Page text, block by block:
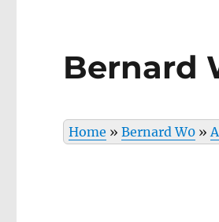
Bernard
Home »Bernard W0 »